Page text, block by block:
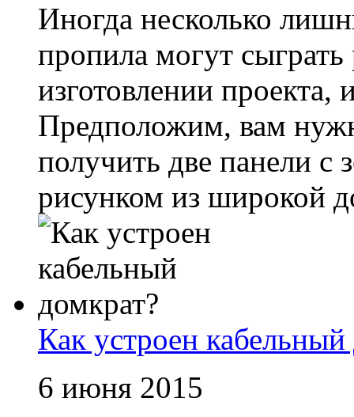
Иногда несколько
пропила могут
изготовлении проекта,
Предположим, вам
получить две панели с
рисунком из широкой
Как устроен кабельный
6 июня 2015